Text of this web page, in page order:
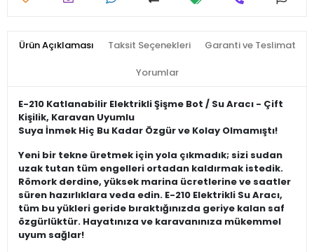
Ürün Açıklaması Taksit Seçenekleri Garanti ve Teslimat
Yorumlar
E-210 Katlanabilir Elektrikli Şişme Bot / Su Aracı - Çift
Kişilik, Karavan Uyumlu
Suya İnmek Hiç Bu Kadar Özgür ve Kolay Olmamıştı!
Yeni bir tekne üretmek için yola çıkmadık; sizi sudan
uzak tutan tüm engelleri ortadan kaldırmak istedik.
Römork derdine, yüksek marina ücretlerine ve saatler
süren hazırlıklara veda edin. E-210 Elektrikli Su Aracı,
tüm bu yükleri geride bıraktığınızda geriye kalan saf
özgürlüktür. Hayatınıza ve karavanınıza mükemmel
uyum sağlar!